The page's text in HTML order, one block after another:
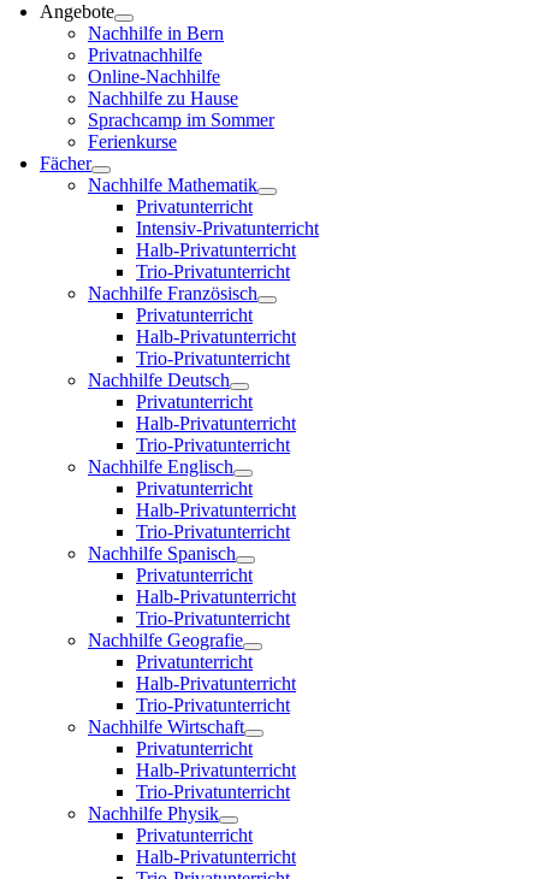
Angebote
Nachhilfe in Bern
Privatnachhilfe
Online-Nachhilfe
Nachhilfe zu Hause
Sprachcamp im Sommer
Ferienkurse
Fächer
Nachhilfe Mathematik
Privatunterricht
Intensiv-Privatunterricht
Halb-Privatunterricht
Trio-Privatunterricht
Nachhilfe Französisch
Privatunterricht
Halb-Privatunterricht
Trio-Privatunterricht
Nachhilfe Deutsch
Privatunterricht
Halb-Privatunterricht
Trio-Privatunterricht
Nachhilfe Englisch
Privatunterricht
Halb-Privatunterricht
Trio-Privatunterricht
Nachhilfe Spanisch
Privatunterricht
Halb-Privatunterricht
Trio-Privatunterricht
Nachhilfe Geografie
Privatunterricht
Halb-Privatunterricht
Trio-Privatunterricht
Nachhilfe Wirtschaft
Privatunterricht
Halb-Privatunterricht
Trio-Privatunterricht
Nachhilfe Physik
Privatunterricht
Halb-Privatunterricht